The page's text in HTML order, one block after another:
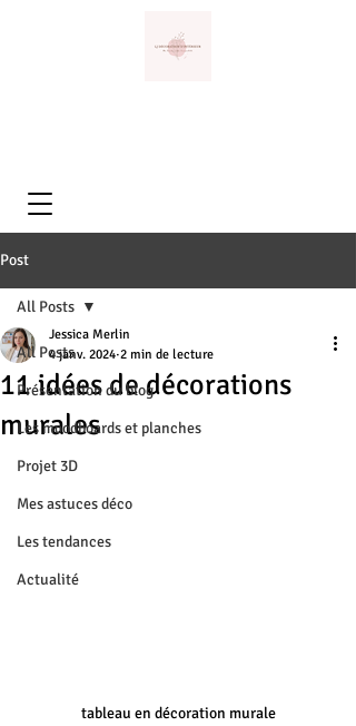
Post
All Posts
Présentation du blog
Les moodboards et planches
Projet 3D
Mes astuces déco
Les tendances
Actualité
All Posts
11 idées de décorations
murales
Jessica Merlin
4 janv. 2024 2 min de lecture
tableau en décoration murale